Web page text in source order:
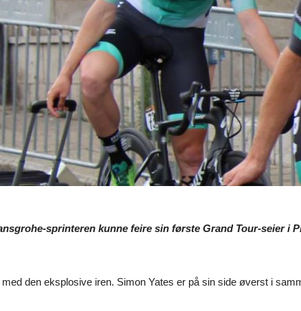
sprinteren kunne feire sin første Grand Tour-seier i
den eksplosive iren. Simon Yates er på sin side øverst i